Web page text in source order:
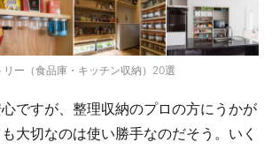
リー（食品庫・キッチン収納）20選
ですが、整理収納のプロの方にうかが
大切なのは使い勝手なのだそう。いく